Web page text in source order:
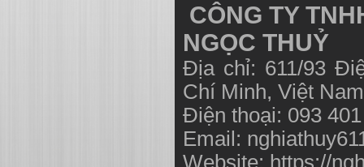
CÔNG TY
NGỌC THUỶ
Địa chỉ: 611/93
Chí Minh, Việt
Điện thoại: 093
Email:
Website: https://